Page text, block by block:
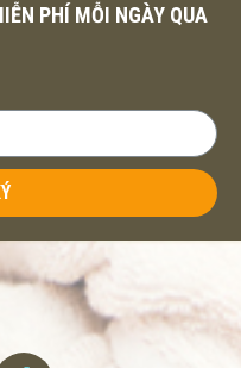
PHÍ MỖI NGÀY QUA